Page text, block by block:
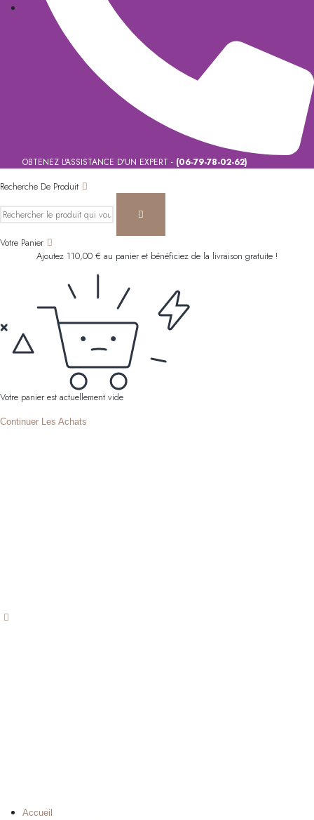
OBTENEZ L'ASSISTANCE D'UN EXPERT - (06-79-78-02-62)
Recherche De Produit
Votre Panier
Ajoutez 110,00 € au panier et bénéficiez de la livraison gratuite !
Votre panier est actuellement vide
Continuer Les Achats
Accueil